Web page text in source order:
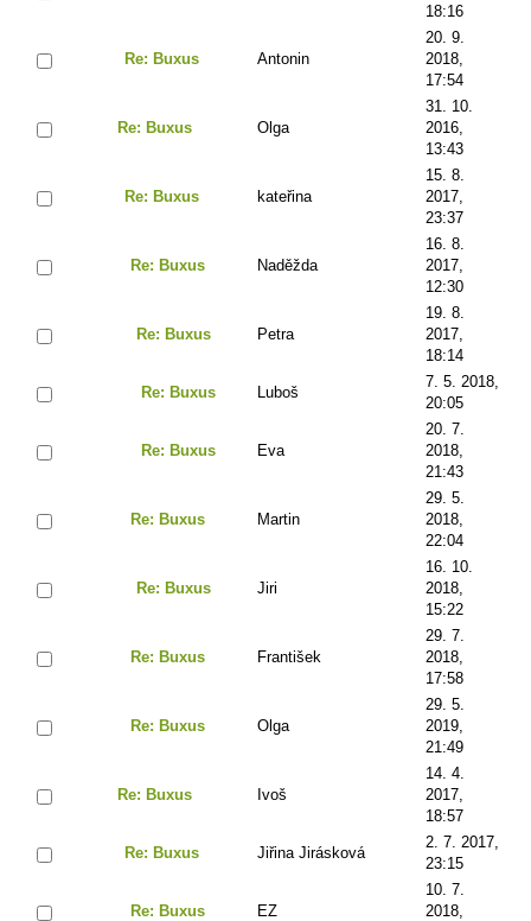
18:16
Re: Buxus Antonin
20. 9.
2018,
17:54
Re: Buxus Olga
31. 10.
2016,
13:43
Re: Buxus kateřina
15. 8.
2017,
23:37
Re: Buxus Naděžda
16. 8.
2017,
12:30
Re: Buxus Petra
19. 8.
2017,
18:14
Re: Buxus Luboš
7. 5. 2018,
20:05
Re: Buxus Eva
20. 7.
2018,
21:43
Re: Buxus Martin
29. 5.
2018,
22:04
Re: Buxus Jiri
16. 10.
2018,
15:22
Re: Buxus František
29. 7.
2018,
17:58
Re: Buxus Olga
29. 5.
2019,
21:49
Re: Buxus Ivoš
14. 4.
2017,
18:57
Re: Buxus Jiřina Jirásková
2. 7. 2017,
23:15
Re: Buxus EZ
10. 7.
2018,